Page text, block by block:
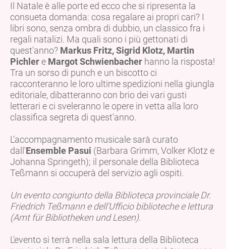
Il Natale è alle porte ed ecco che si ripresenta la
consueta domanda: cosa regalare ai propri cari? I
libri sono, senza ombra di dubbio, un classico fra i
regali natalizi. Ma quali sono i più gettonati di
quest'anno? Markus Fritz, Sigrid Klotz, Martin
Pichlere Margot Schwienbacher hanno la risposta!
Tra un sorso di punch e un biscotto ci
racconteranno le loro ultime spedizioni nella giungla
editoriale, dibatteranno con brio dei vari gusti
letterari e ci sveleranno le opere in vetta alla loro
classifica segreta di quest'anno.
L'accompagnamento musicale sarà curato
dall'Ensemble Pasui (Barbara Grimm, Volker Klotz e
Johanna Springeth); il personale della Biblioteca
Teßmann si occuperà del servizio agli ospiti.
Un evento congiunto della Biblioteca provinciale Dr.
Friedrich Teßmann e dell'Ufficio biblioteche e lettura
(Amt für Bibliotheken und Lesen).
L'evento si terrà nella sala lettura della Biblioteca